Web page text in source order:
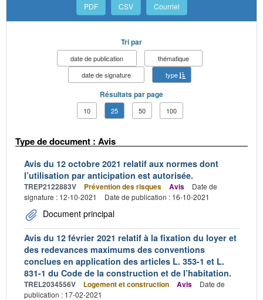
PDF CSV Courriel
Tri par
date de publication
thématique
date de signature
type
Résultats par page
10 25 50 100
Type de document : Avis
Avis du 12 octobre 2021 relatif aux normes dont
l’utilisation par anticipation est autorisée.
TREP2122883V Prévention des risques Avis
Date de
signature : 12-10-2021
Date de publication : 16-10-2021
Document principal
Avis du 12 février 2021 relatif à la fixation du loyer et
des redevances maximums des conventions
conclues en application des articles L. 353-1 et L.
831-1 du Code de la construction et de l’habitation.
TREL2034556V Logement et construction Avis
Date de
publication : 17-02-2021